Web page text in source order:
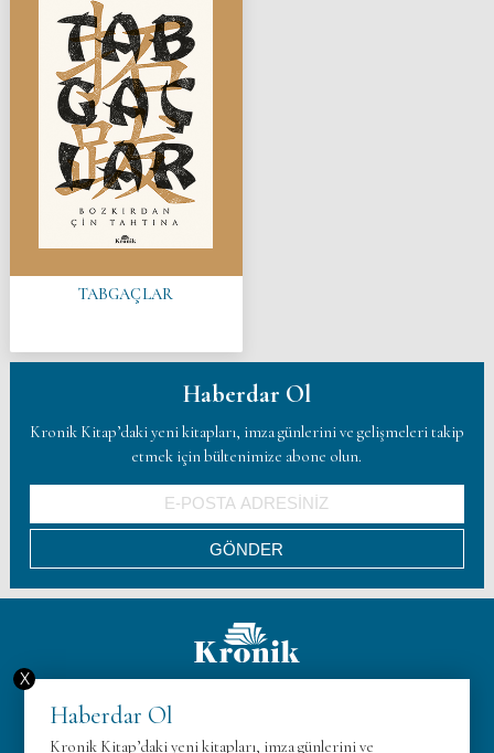
TABGAÇLAR
Haberdar Ol
Kronik Kitap’daki yeni kitapları, imza günlerini ve gelişmeleri takip
etmek için bültenimize abone olun.
Hakkımızda
Haberdar Ol
Kronik Kitap’daki yeni kitapları, imza günlerini ve
X